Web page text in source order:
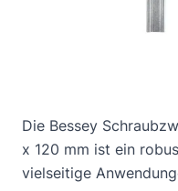
Die Bessey
x 120 mm ist ein
vielseitige